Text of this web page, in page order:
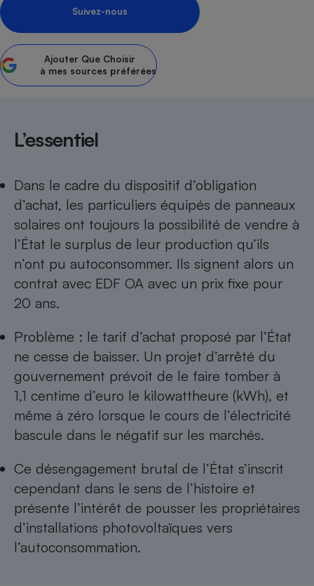
Suivez-nous
Ajouter Que Choisir
à mes sources préférées
​​​​​L’essentiel
Dans le cadre du dispositif d’obligation
d’achat, les particuliers équipés de panneaux
solaires ont toujours la possibilité de vendre à
l’État le surplus de leur production qu’ils
n’ont pu autoconsommer. Ils signent alors un
contrat avec EDF OA avec un prix fixe pour
20 ans.
Problème : le tarif d’achat proposé par l’État
ne cesse de baisser. Un projet d’arrêté du
gouvernement prévoit de le faire tomber à
1,1 centime d’euro le kilowattheure (kWh), et
même à zéro lorsque le cours de l’électricité
bascule dans le négatif sur les marchés.
Ce désengagement brutal de l’État s’inscrit
cependant dans le sens de l’histoire et
présente l’intérêt de pousser les propriétaires
d’installations photovoltaïques vers
l’autoconsommation.
Petit électroménager -
Lave-linge
Plaque de cuisson à
induction
Ventilateur
Téléviseur
Smartphone
Antivirus
Radiateur électrique
Climatiseur -
Ventilateur
Antimoustique